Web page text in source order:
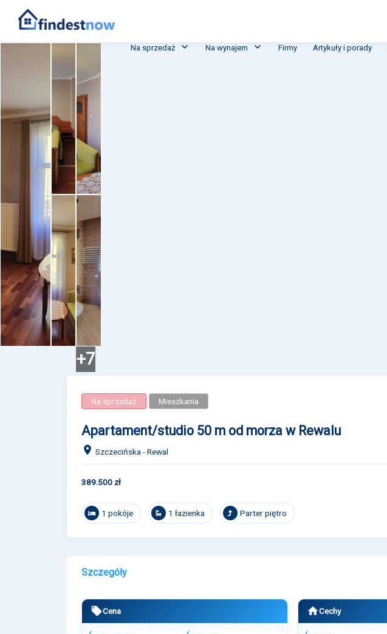
Na sprzedaż Na wynajem Firmy Artykuły i porady
+7
Na sprzedaż Mieszkania
Apartament/studio 50 m od morza w Rewalu
Szczecińska - Rewal
389.500 zł
1 pokóje 1 łazienka Parter piętro
Szczegóły
Cena Cechy